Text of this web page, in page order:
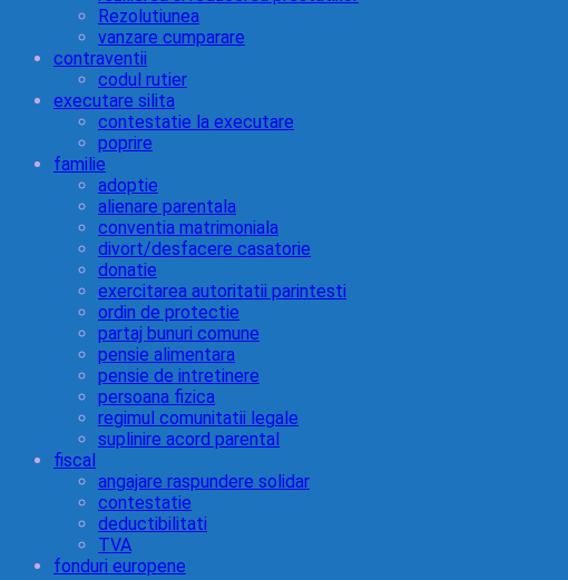
Rezolutiunea
vanzare cumparare
contraventii
codul rutier
executare silita
contestatie la executare
poprire
familie
adoptie
alienare parentala
conventia matrimoniala
divort/desfacere casatorie
donatie
exercitarea autoritatii parintesti
ordin de protectie
partaj bunuri comune
pensie alimentara
pensie de intretinere
persoana fizica
regimul comunitatii legale
suplinire acord parental
fiscal
angajare raspundere solidar
contestatie
deductibilitati
TVA
fonduri europene